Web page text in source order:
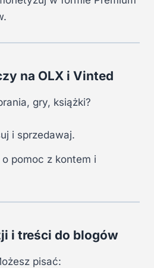
na OLX i Vinted
gry, książki?
i sprzedawaj.
pomoc z kontem i
i treści do blogów
pisać: